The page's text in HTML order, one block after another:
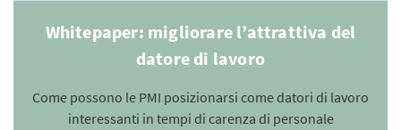
Whitepaper: migliorare l’attrattiva del
datore di lavoro
Come possono le PMI posizionarsi come datori di lavoro
interessanti in tempi di carenza di personale